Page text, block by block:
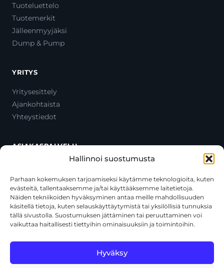
Hallinnoi suostumusta
Parhaan kokemuksen tarjoamiseksi käytämme teknologioita, kuten
evästeitä, tallentaaksemme ja/tai käyttääksemme laitetietoja.
Näiden tekniikoiden hyväksyminen antaa meille mahdollisuuden
käsitellä tietoja, kuten selauskäyttäytymistä tai yksilöllisiä tunnuksia
tällä sivustolla. Suostumuksen jättäminen tai peruuttaminen voi
vaikuttaa haitallisesti tiettyihin ominaisuuksiin ja toimintoihin.
Hyväksy
Tuoteluettelo
Tuotemerkit
Jälleenmyyjäksi
Dump & Pump
YRITYS
Yritysesittely
Ajankohtaista
Yhteystiedot
ASIAKASPALVELU
Oma tili
Maksutavat
Toimitustavat
Usein kysytyt kysymykset
+358 44 270 3795
asiakaspalvelu@toolcat.fi